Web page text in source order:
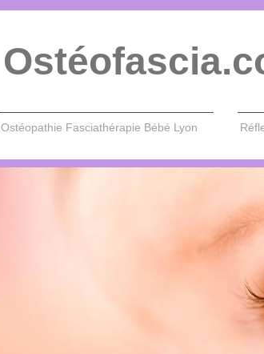
Ostéopathie Fasciathérapie Bébé Lyon